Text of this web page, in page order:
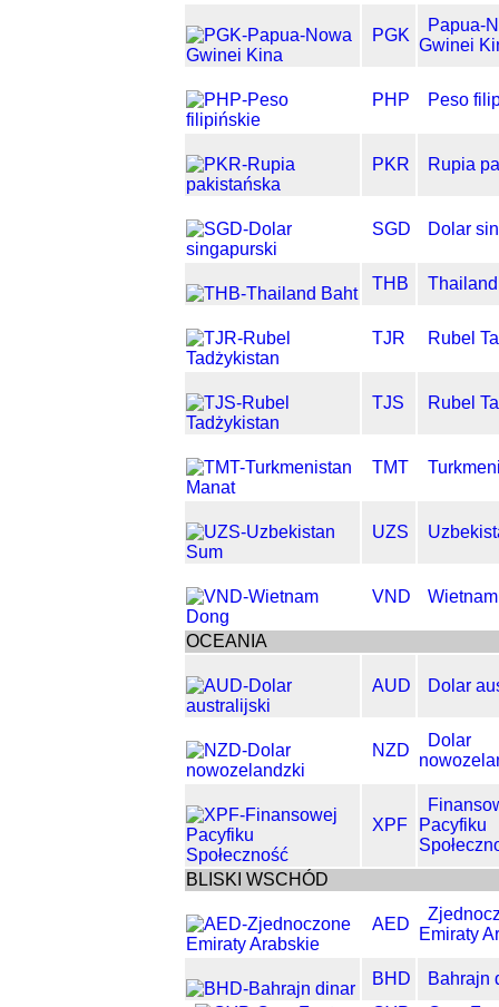
PGK
Papua-
Gwinei
PHP Peso
PKR Rupia
SGD Dolar
THB
TJR Rubel
TJS Rubel
TMT
UZS
VND
OCEANIA
AUD Dolar
NZD
Dolar
XPF
Pacyfiku
BLISKI WSCHÓD
AED
Emiraty
BHD
Bahrajn